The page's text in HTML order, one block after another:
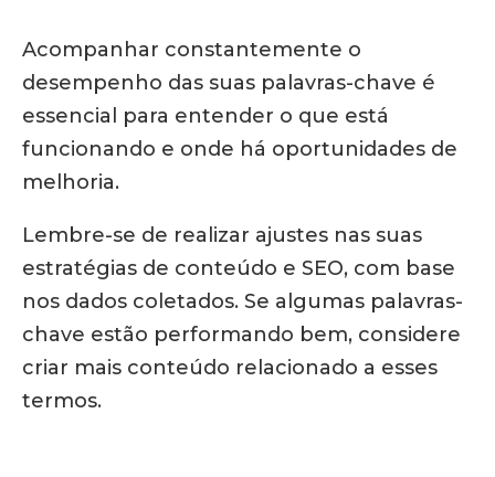
Acompanhar constantemente o
desempenho das suas palavras-chave é
essencial para entender o que está
funcionando e onde há oportunidades de
melhoria.
Lembre-se de realizar ajustes nas suas
estratégias de conteúdo e SEO, com base
nos dados coletados. Se algumas palavras-
chave estão performando bem, considere
criar mais conteúdo relacionado a esses
termos.